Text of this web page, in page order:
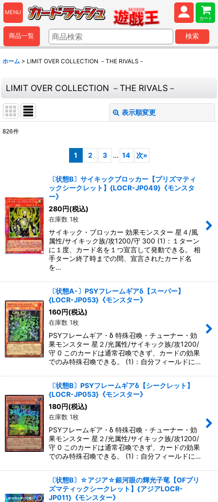
MENU
カート
商品一覧 検索
ホーム > LIMIT OVER COLLECTION －THE RIVALS－
LIMIT OVER COLLECTION －THE RIVALS－
表示順変更
絞り込む
826件
1 2 3 ... 14 次»
〔状態B〕サイキックブロッカー【プリズマティ
ックシークレット】{LOCR-JP049}《モンスタ
ー》
280円(税込)
在庫数 1枚
サイキック・ブロッカー 効果モンスター 星４/風
属性/サイキック族/攻1200/守 300 (1)：１ターン
に１度、カード名を１つ宣言して発動できる。 相
手ターン終了時までの間、宣言されたカード名
を…
〔状態A-〕PSYフレームギアδ【スーパー】
{LOCR-JP053}《モンスター》
160円(税込)
在庫数 1枚
PSYフレームギア・δ 特殊召喚・チューナー・効
果モンスター 星２/光属性/サイキック族/攻1200/
守 0 このカードは通常召喚できず、カードの効果
でのみ特殊召喚できる。 (1)：自分フィールドに…
〔状態B〕PSYフレームギアδ【シークレット】
{LOCR-JP053}《モンスター》
180円(税込)
在庫数 1枚
PSYフレームギア・δ 特殊召喚・チューナー・効
果モンスター 星２/光属性/サイキック族/攻1200/
守 0 このカードは通常召喚できず、カードの効果
でのみ特殊召喚できる。 (1)：自分フィールドに…
〔状態B〕☆アジア☆銀河眼の輝光子竜【OFプリ
ズマティックシークレット】{アジアLOCR-
JP011}《モンスター》